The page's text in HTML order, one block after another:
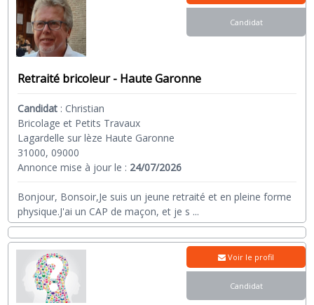
Retraité bricoleur - Haute Garonne
Candidat : Christian
Bricolage et Petits Travaux
Lagardelle sur lèze Haute Garonne
31000, 09000
Annonce mise à jour le : 24/07/2026
Bonjour, Bonsoir,Je suis un jeune retraité et en pleine forme
physique.J'ai un CAP de maçon, et je s ...
Candidat
Voir le profil
Candidat